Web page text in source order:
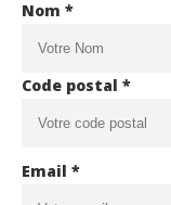
Nom *
Code postal *
Email *